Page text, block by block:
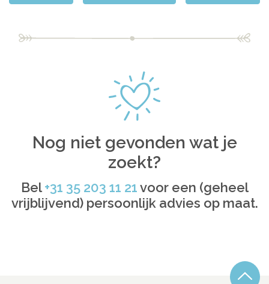
Nog niet gevonden wat je
zoekt?
Bel+31 35 203 11 21voor een (geheel
vrijblijvend) persoonlijk advies op maat.